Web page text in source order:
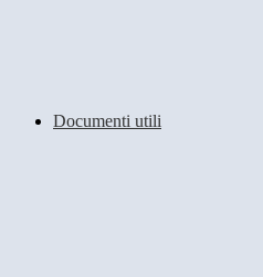
Documenti utili